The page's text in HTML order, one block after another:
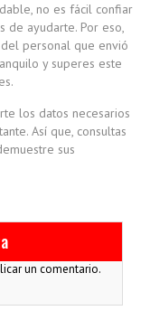
no es fácil confiar
de ayudarte. Por eso,
personal que envió
y superes este
los datos necesarios
Así que, consultas
sus
un comentario.